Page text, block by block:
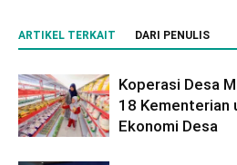
ARTIKEL TERKAIT DARI PENULIS
Koperasi Desa
18 Kementerian
Ekonomi Desa